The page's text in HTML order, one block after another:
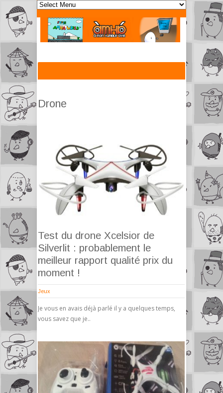
Drone
Test du drone Xcelsior de
Silverlit : probablement le
meilleur rapport qualité prix du
moment !
Jeux
Je vous en avais déjà parlé il y a quelques temps,
vous savez que je..